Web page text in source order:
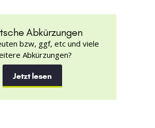
Abkürzungen
bzw, ggf, etc und viele
Abkürzungen?
Jetzt lesen